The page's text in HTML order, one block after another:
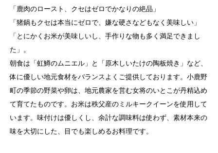
「鹿肉のロースト、クセはゼロでかなりの絶品」
「猪鍋もクセは本当にゼロで、嫌な硬さなどもなく美味しい」
「とにかくお米が美味しいし、手作りな物も多く満足できまし
た」。
朝食は「虹鱒のムニエル」と「原木しいたけの陶板焼き」など、
体に優しい地元食材をバランスよくご提供しております。小鹿野
町の季節の野菜や卵は、地元農家を営む女将のいとこが丹精込め
て育てたものです。お米は秩父産のミルキークイーンを使用して
います。味付けは優しくし、余計な調味料は使わず、素材本来の
味を大切にした、目でも楽しめるお料理です。